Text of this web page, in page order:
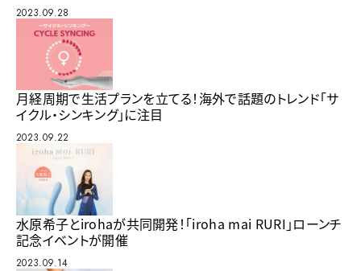
2023.09.28
月経周期で生活プランを立てる！海外で話題のトレンド「サ
イクル・シンキング」に注目
2023.09.22
水原希子とirohaが共同開発！「iroha mai RURI」ローンチ
記念イベントが開催
2023.09.14